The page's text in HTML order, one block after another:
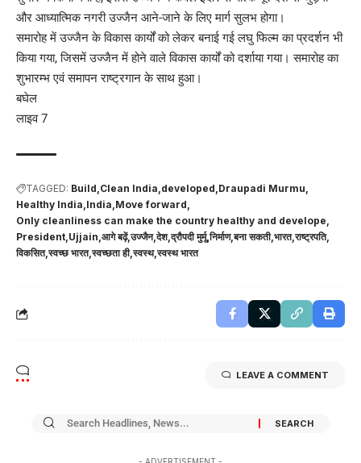
और आध्यात्मिक नगरी उज्जैन आने-जाने के लिए मार्ग सुलभ होगा।
समारोह में उज्जैन के विकास कार्यों को लेकर बनाई गई लघु फिल्म का प्रदर्शन भी
किया गया, जिसमें उज्जैन में होने वाले विकास कार्यों को दर्शाया गया। समारोह का
शुभारम्भ एवं समापन राष्ट्रगान के साथ हुआ।
बघेल
लाइव 7
TAGGED: Build Clean India developed Draupadi Murmu
Healthy India India Move forward
Only cleanliness can make the country healthy and develope
President Ujjain आगे बढ़ें उज्जैन देश द्रौपदी मुर्मू निर्माण बना सकती भारत राष्ट्रपति
विकसित स्वच्छ भारत स्वच्छता ही स्वस्थ स्वस्थ भारत
LEAVE A COMMENT
- ADVERTISEMENT -